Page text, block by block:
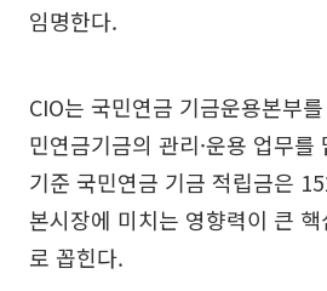
임명한다.
CIO는 국민연금 기금운용본부
민연금기금의 관리·운용 업무
기준 국민연금 기금 적립금은
본시장에 미치는 영향력이 큰
로 꼽힌다.